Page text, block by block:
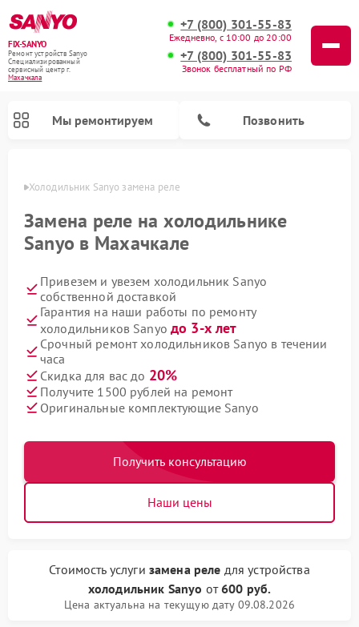
FIX-SANYO
Ремонт устройств Sanyo
Специализированный
cервисный центр г.
Махачкала
+7 (800) 301-55-83
Ежедневно, с 10:00 до 20:00
+7 (800) 301-55-83
Звонок бесплатный по РФ
Мы ремонтируем Позвонить
Холодильник Sanyo замена реле
Замена реле на холодильнике
Sanyo в Махачкале
Привезем и увезем холодильник Sanyo
собственной доставкой
Гарантия на наши работы по ремонту
холодильников Sanyoдо 3-х лет
Срочный ремонт холодильников Sanyo в течении
часа
Скидка для вас до 20%
Получите 1500 рублей на ремонт
Оригинальные комплектующие Sanyo
Получить консультацию
Наши цены
Стоимость услуги замена реле для устройства
холодильник Sanyo от600 руб.
Цена актуальна на текущую дату 09.08.2026